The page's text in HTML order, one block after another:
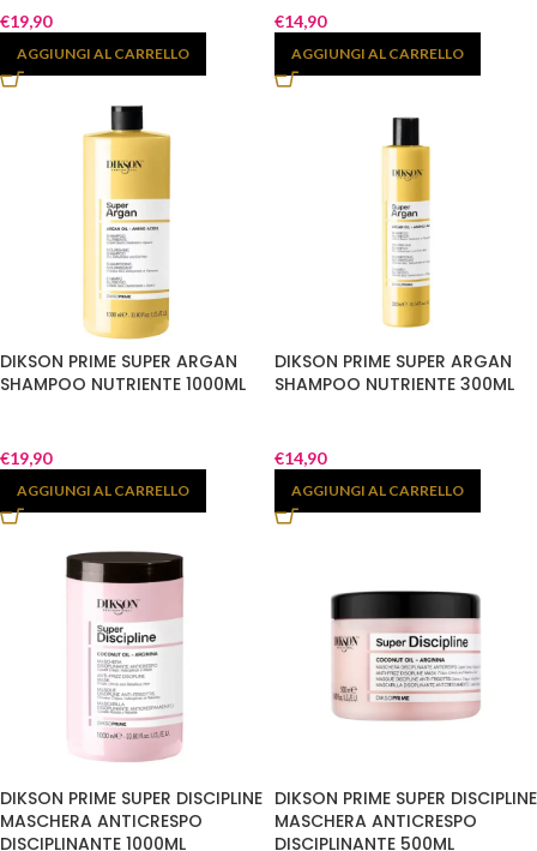
€19,90
AGGIUNGI AL CARRELLO
€14,90
AGGIUNGI AL CARRELLO
DIKSON PRIME SUPER ARGAN
SHAMPOO NUTRIENTE 1000ML
€19,90
AGGIUNGI AL CARRELLO
DIKSON PRIME SUPER ARGAN
SHAMPOO NUTRIENTE 300ML
€14,90
AGGIUNGI AL CARRELLO
DIKSON PRIME SUPER DISCIPLINE
MASCHERA ANTICRESPO
DISCIPLINANTE 1000ML
DIKSON PRIME SUPER DISCIPLINE
MASCHERA ANTICRESPO
DISCIPLINANTE 500ML